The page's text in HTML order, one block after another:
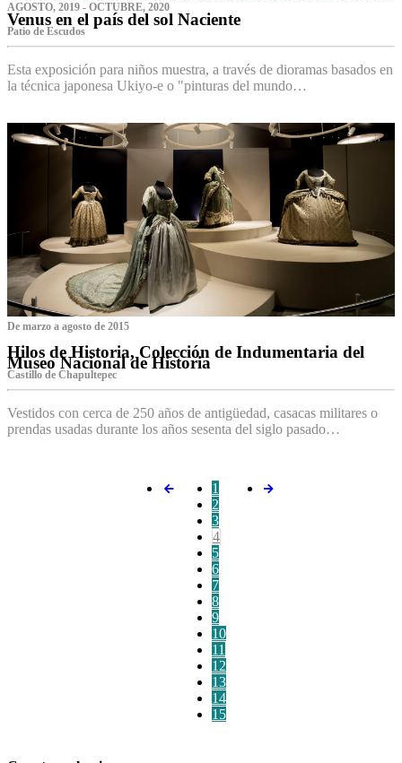
AGOSTO, 2019 - OCTUBRE, 2020
Venus en el país del sol Naciente
P‌atio de Escudos
Esta exposición para niños muestra, a través de dioramas basados en
la técnica japonesa Ukiyo-e o "pinturas del mundo…
De marzo a agosto de 2015
Hilos de Historia, Colección de Indumentaria del
Museo Nacional de Historia
Castillo de Chapultepec
Vestidos con cerca de 250 años de antigüedad, casacas militares o
prendas usadas durante los años sesenta del siglo pasado…
1
2
3
4
5
6
7
8
9
10
11
12
13
14
15